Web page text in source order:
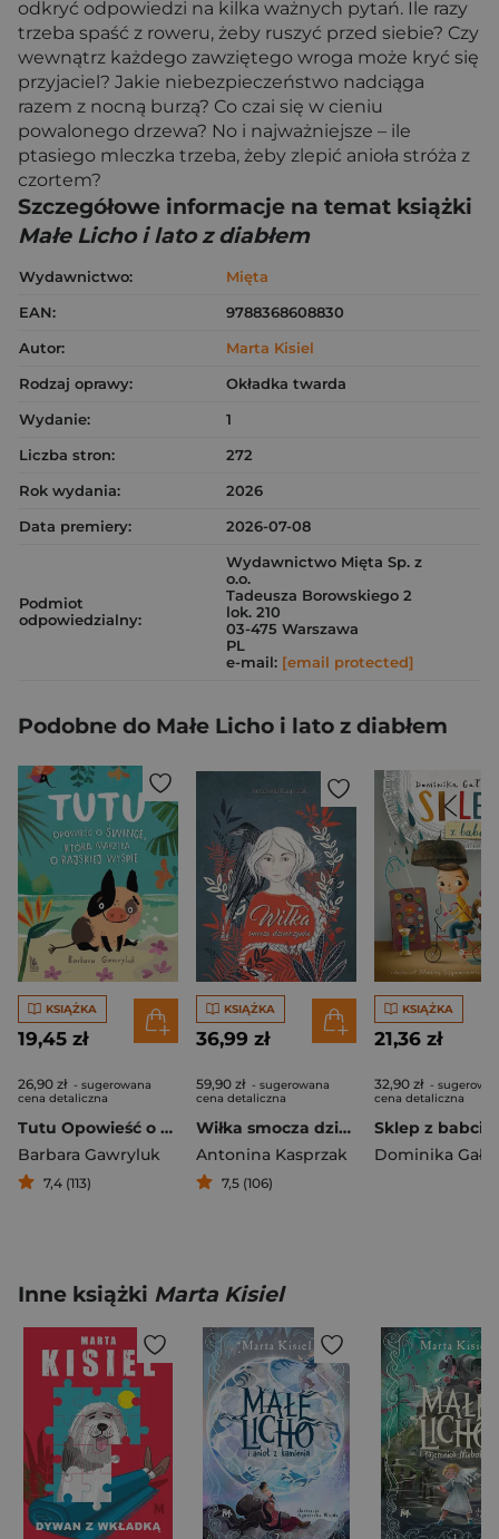
odkryć odpowiedzi na kilka ważnych pytań. Ile razy
trzeba spaść z roweru, żeby ruszyć przed siebie? Czy
wewnątrz każdego zawziętego wroga może kryć się
przyjaciel? Jakie niebezpieczeństwo nadciąga
razem z nocną burzą? Co czai się w cieniu
powalonego drzewa? No i najważniejsze – ile
ptasiego mleczka trzeba, żeby zlepić anioła stróża z
czortem?
Szczegółowe informacje na temat książki
Małe Licho i lato z diabłem
Wydawnictwo:
Mięta
EAN:
9788368608830
Autor:
Marta Kisiel
Rodzaj oprawy:
Okładka twarda
Wydanie:
1
Liczba stron:
272
Rok wydania:
2026
Data premiery:
2026-07-08
Podmiot
odpowiedzialny:
Wydawnictwo Mięta Sp. z
o.o.
Tadeusza Borowskiego 2
lok. 210
03-475 Warszawa
PL
e-mail: [email protected]
Podobne do Małe Licho i lato z diabłem
KSIĄŻKA
19,45 zł
26,90 zł - sugerowana
cena detaliczna
Tutu Opowieść o śwince, która marzyła o rajskiej wyspie
Barbara Gawryluk
7,4 (113)
KSIĄŻKA
36,99 zł
59,90 zł - sugerowana
cena detaliczna
Wiłka smocza dziewczynka
Antonina Kasprzak
7,5 (106)
KSIĄŻKA
21,36 zł
32,90 zł -
cena detaliczna
Sklep z
Dominika
Inne książki Marta Kisiel